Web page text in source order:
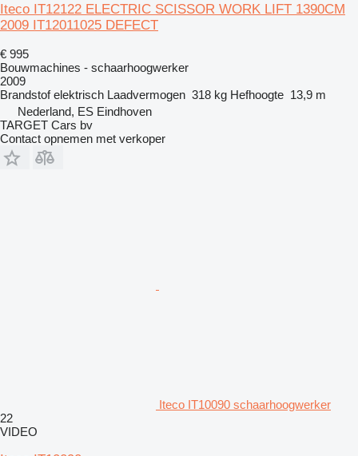
Iteco IT12122 ELECTRIC SCISSOR WORK LIFT 1390CM
2009 IT12011025 DEFECT
€ 995
Bouwmachines - schaarhoogwerker
2009
Brandstof elektrisch Laadvermogen 318 kg Hefhoogte 13,9 m
Nederland, ES Eindhoven
TARGET Cars bv
Contact opnemen met verkoper
Iteco IT10090 schaarhoogwerker
22
VIDEO